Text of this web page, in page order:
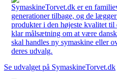
SymaskineTorvet.dk er en
generationer tilbage, og de
produkter i den højeste kvalitet til
klar målsætning om at være
skal handles ny symaskine eller
deres udvalg.
Se udvalget på SymaskineTorvet.dk